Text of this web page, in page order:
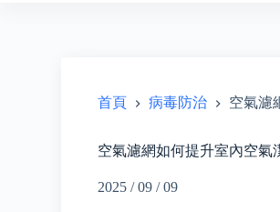
首頁 病毒防治 空氣濾
空氣濾網如何提升室內空氣
2025 / 09 / 09